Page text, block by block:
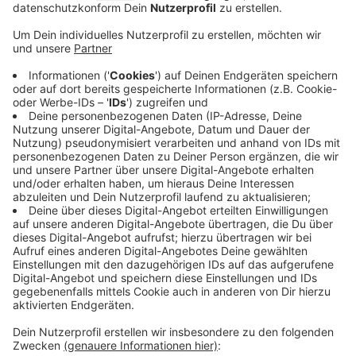
zur Seite in Sicherheit bringen. Er wurde dabei
Veröffentlicht:Mittwoch, 20.11.2019 09:41
Anzeige
Seitdem ermitteln Polizei und Staatsanwaltschaft.
Der 24-jährige Autofahrer hatte demnach den
dunkelblauen Audi in Köln gekauft, aber nicht
zugelassen. Am Tattat war der Mann mit gestohlenen
Kennzeichen unterwegs. Einen Führerschein hatte er
auch nicht. Als er auf der Rabinstraße kontrolliert
werden sollte, gab er Gas und steuerte auf den
Polizisten zu. Das Auto wurde später in der Eifelstraße
gefunden.CM
Anzeige